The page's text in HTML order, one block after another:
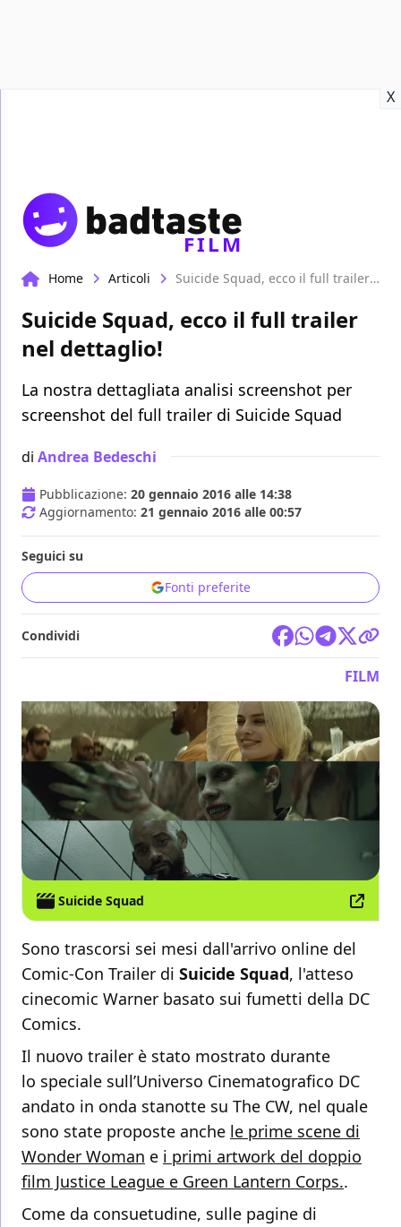
X
FILM
Home Articoli Suicide Squad, ecco il full trailer nel dettaglio!
Suicide Squad, ecco il full trailer
nel dettaglio!
La nostra dettagliata analisi screenshot per
screenshot del full trailer di Suicide Squad
di Andrea Bedeschi
Pubblicazione: 20 gennaio 2016 alle 14:38
Aggiornamento: 21 gennaio 2016 alle 00:57
Seguici su
Fonti preferite
Condividi
FILM
Suicide Squad
Sono trascorsi sei mesi dall'arrivo online del
Comic-Con Trailer di Suicide Squad, l'atteso
cinecomic Warner basato sui fumetti della DC
Comics.
Il nuovo trailer è stato mostrato durante
lo speciale sull’Universo Cinematografico DC
andato in onda stanotte su The CW, nel quale
sono state proposte anche le prime scene di
Wonder Woman e i primi artwork del doppio
film Justice League e Green Lantern Corps..
Come da consuetudine, sulle pagine di